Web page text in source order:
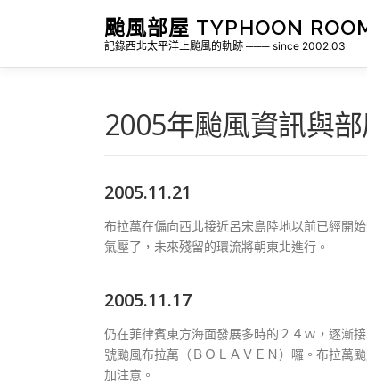
要
颱風部屋 TYPHOON
記錄西北太平洋上颱風的軌跡 ─── since 2002.03
2005年颱風資訊與
2005.11.21
布拉萬在偏向西北接近呂宋島陸地以前已經開
氣壓了，未來殘留的環流將朝東北進行。
2005.11.17
仍在菲律賓東方海面發展多時的２４ｗ，逐漸
號颱風布拉萬（ＢＯＬＡＶＥＮ）囉。布拉萬
加注意。